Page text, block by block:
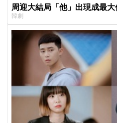
周迎大結局「他」出現成最大
韓劇